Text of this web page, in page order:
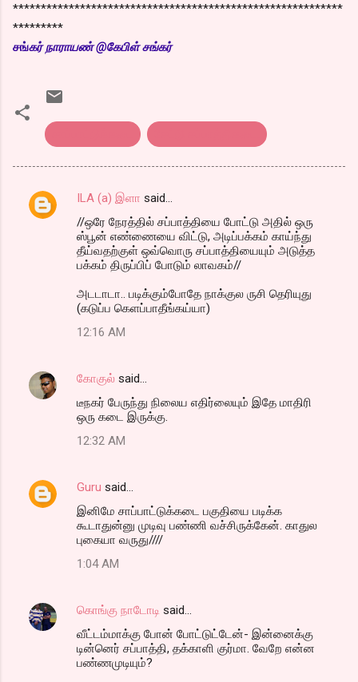
***********************************************************
*********
சங்கர் நாராயண் @கேபிள் சங்கர்
C
ILA (a) இளா said…
//ஒரே நேரத்தில் சப்பாத்தியை போட்டு அதில் ஒரு
ஸ்பூன் எண்ணையை விட்டு, அடிப்பக்கம் காய்ந்து
தீய்வதற்குள் ஒவ்வொரு சப்பாத்தியையும் அடுத்த
பக்கம் திருப்பிப் போடும் லாவகம்//
அடடாடா.. படிக்கும்போதே நாக்குல ருசி தெரியுது
(கடுப்ப கெளப்பாதீங்கய்யா)
12:16 AM
கோகுல் said…
டீநகர் பேருந்து நிலைய எதிர்லையும் இதே மாதிரி
ஒரு கடை இருக்கு.
12:32 AM
Guru said…
இனிமே சாப்பாட்டுக்கடை பகுதியை படிக்க
கூடாதுன்னு முடிவு பண்ணி வச்சிருக்கேன். காதுல
புகையா வருது////
1:04 AM
கொங்கு நாடோடி said…
வீட்டம்மாக்கு போன் போட்டுட்டேன்- இன்னைக்கு
டின்னெர் சப்பாத்தி, தக்காளி குர்மா. வேறே என்ன
பண்ணமுடியும்?